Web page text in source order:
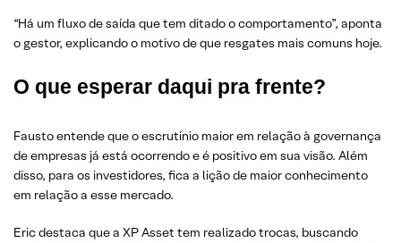
“Há um fluxo de saída que tem ditado o comportamento”, aponta
o gestor, explicando o motivo de que resgates mais comuns hoje.
O que esperar daqui pra frente?
Fausto entende que o escrutínio maior em relação à governança
de empresas já está ocorrendo e é positivo em sua visão. Além
disso, para os investidores, fica a lição de maior conhecimento
em relação a esse mercado.
Eric destaca que a XP Asset tem realizado trocas, buscando